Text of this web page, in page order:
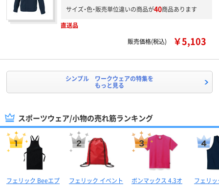
サイズ・色・販売単位違いの商品が40商品あります
直送品
販売価格(税込)
￥5,103
シンプル ワークウェアの特集を
もっと見る
スポーツウェア/小物の売れ筋ランキング
フェリック Beeエプ
フェリック イベント
ボンマックス 4.3オ
フェリ